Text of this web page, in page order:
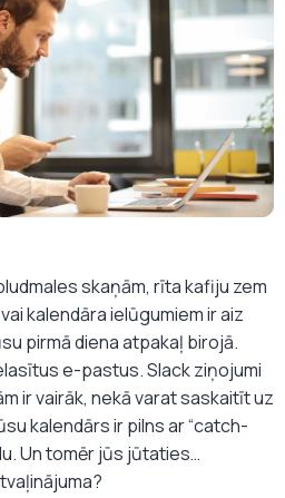
skaņām, rīta kafiju zem
kalendāra ielūgumiem ir aiz
pirmā diena atpakaļ birojā.
e-pastus. Slack ziņojumi
ir vairāk, nekā varat saskaitīt uz
kalendārs ir pilns ar “catch-
Un tomēr jūs jūtaties…